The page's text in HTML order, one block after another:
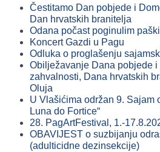
Čestitamo Dan pobjede i
Dan hrvatskih branitelja
Odana počast poginulim
Koncert Gazdi u Pagu
Odluka o proglašenju
Obilježavanje Dana pobjede i
zahvalnosti, Dana hrvatskih
Oluja
U Vlašićima održan 9. Sajam
Luna do Fortice“
28. PagArtFestival, 1.-
OBAVIJEST o suzbijanju
(adulticidne dezinsekcije)